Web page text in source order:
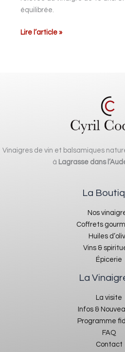
équilibrée.
Lire l’article »
Vinaigres de vin et balsamiques
à Lagrasse dans
La
Nos
Coffrets
Huiles
Vins &
Épicerie
La
La visite
Infos &
Programme
FAQ
Contact